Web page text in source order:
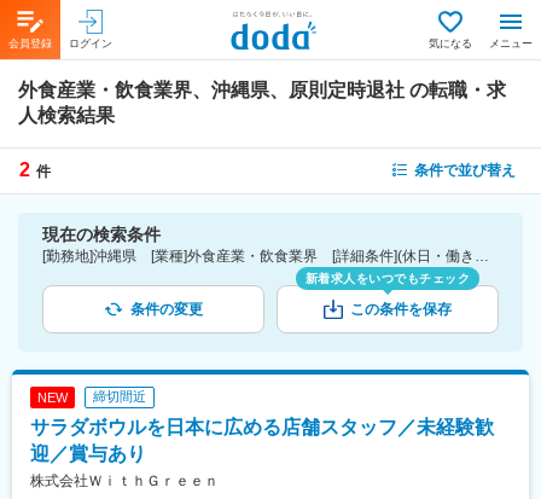
会員登録 ログイン 気になる メニュー
外食産業・飲食業界、沖縄県、原則定時退社 の転職・求
人検索結果
2 件 条件で並び替え
現在の検索条件
[勤務地]沖縄県 [業種]外食産業・飲食業界 [詳細条件](休日・働き方)原則定時退社
条件の変更
新着求人をいつでもチェック
この条件を保存
NEW 締切間近
サラダボウルを日本に広める店舗スタッフ／未経験歓
迎／賞与あり
株式会社ＷｉｔｈＧｒｅｅｎ